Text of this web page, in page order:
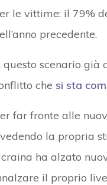
le vittime: il 79%
precedente.
questo scenario già
che si sta
far fronte alle
la propria
ha alzato
il proprio